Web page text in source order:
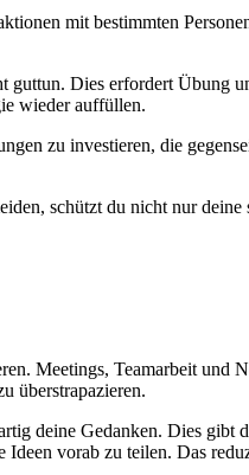
mit bestimmten
guttun. Dies erfordert Übung
wieder auffüllen.
zu investieren, die
schützt du nicht nur deine
Meetings, Teamarbeit und
überstrapazieren.
deine Gedanken. Dies gibt
vorab zu teilen. Das